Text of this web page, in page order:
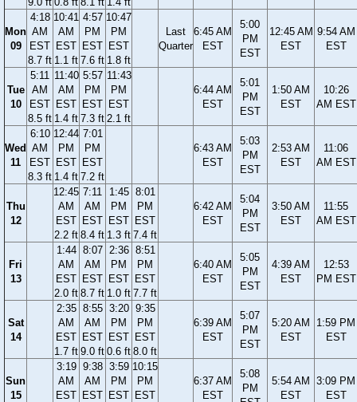
Mon
09
4:18
AM
EST
8.7 ft
10:41
AM
EST
1.1 ft
4:57
PM
EST
7.6 ft
10:47
PM
EST
1.8 ft
Last
Quarter
6:45 AM
EST
5:00
PM
EST
12:45 AM
EST
9:54 AM
EST
Tue
10
5:11
AM
EST
8.5 ft
11:40
AM
EST
1.4 ft
5:57
PM
EST
7.3 ft
11:43
PM
EST
2.1 ft
6:44 AM
EST
5:01
PM
EST
1:50 AM
EST
10:26
AM EST
Wed
11
6:10
AM
EST
8.3 ft
12:44
PM
EST
1.4 ft
7:01
PM
EST
7.2 ft
6:43 AM
EST
5:03
PM
EST
2:53 AM
EST
11:06
AM EST
Thu
12
12:45
AM
EST
2.2 ft
7:11
AM
EST
8.4 ft
1:45
PM
EST
1.3 ft
8:01
PM
EST
7.4 ft
6:42 AM
EST
5:04
PM
EST
3:50 AM
EST
11:55
AM EST
Fri
13
1:44
AM
EST
2.0 ft
8:07
AM
EST
8.7 ft
2:36
PM
EST
1.0 ft
8:51
PM
EST
7.7 ft
6:40 AM
EST
5:05
PM
EST
4:39 AM
EST
12:53
PM EST
Sat
14
2:35
AM
EST
1.7 ft
8:55
AM
EST
9.0 ft
3:20
PM
EST
0.6 ft
9:35
PM
EST
8.0 ft
6:39 AM
EST
5:07
PM
EST
5:20 AM
EST
1:59 PM
EST
Sun
15
3:19
AM
EST
9:38
AM
EST
3:59
PM
EST
10:15
PM
EST
6:37 AM
EST
5:08
PM
5:54 AM
EST
3:09 PM
EST